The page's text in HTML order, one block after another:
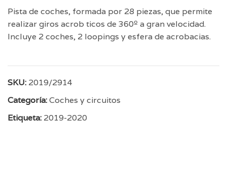
Pista de coches, formada por 28 piezas, que permite
realizar giros acrob ticos de 360º a gran velocidad.
Incluye 2 coches, 2 loopings y esfera de acrobacias.
SKU: 2019/2914
Categoría:Coches y circuitos
Etiqueta: 2019-2020